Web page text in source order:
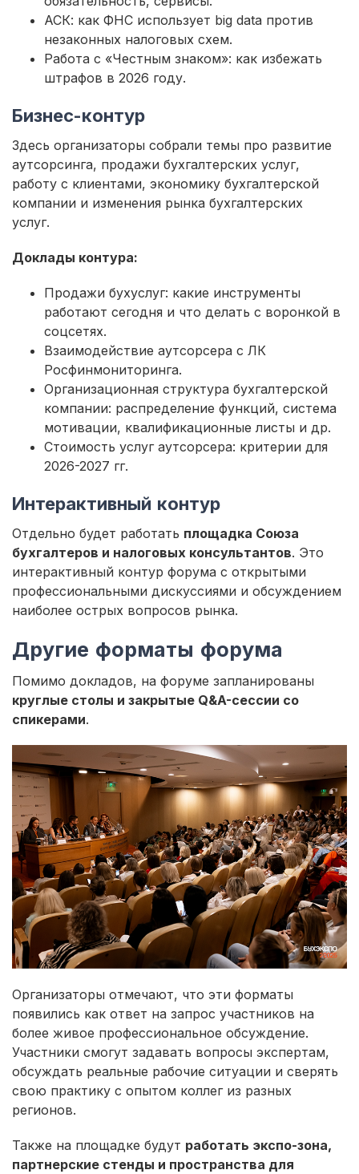
АСК: как ФНС использует big data против
незаконных налоговых схем.
Работа с «Честным знаком»: как избежать
штрафов в 2026 году.
Бизнес-контур
Здесь организаторы собрали темы про развитие
аутсорсинга, продажи бухгалтерских услуг,
работу с клиентами, экономику бухгалтерской
компании и изменения рынка бухгалтерских
услуг.
Доклады контура:
Продажи бухуслуг: какие инструменты
работают сегодня и что делать с воронкой в
соцсетях.
Взаимодействие аутсорсера с ЛК
Росфинмониторинга.
Организационная структура бухгалтерской
компании: распределение функций, система
мотивации, квалификационные листы и др.
Стоимость услуг аутсорсера: критерии для
2026-2027 гг.
Интерактивный контур
Отдельно будет работать площадка Союза
бухгалтеров и налоговых консультантов. Это
интерактивный контур форума с открытыми
профессиональными дискуссиями и обсуждением
наиболее острых вопросов рынка.
Другие форматы форума
Помимо докладов, на форуме запланированы
круглые столы и закрытые Q&A-сессии со
спикерами.
Организаторы отмечают, что эти форматы
появились как ответ на запрос участников на
более живое профессиональное обсуждение.
Участники смогут задавать вопросы экспертам,
обсуждать реальные рабочие ситуации и сверять
свою практику с опытом коллег из разных
регионов.
Также на площадке будут работать экспо-зона,
партнерские стенды и пространства для